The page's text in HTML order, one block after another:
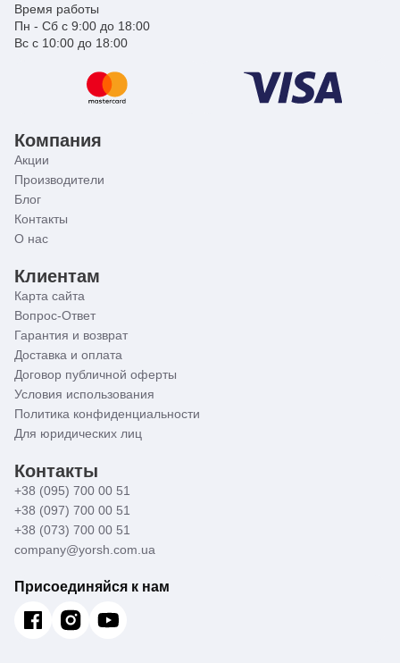
Время работы
Пн - Сб с 9:00 до 18:00
Вс с 10:00 до 18:00
Компания
Акции
Производители
Блог
Контакты
О нас
Клиентам
Карта сайта
Вопрос-Ответ
Гарантия и возврат
Доставка и оплата
Договор публичной оферты
Условия использования
Политика конфиденциальности
Для юридических лиц
Контакты
+38 (095) 700 00 51
+38 (097) 700 00 51
+38 (073) 700 00 51
company@yorsh.com.ua
Присоединяйся к нам